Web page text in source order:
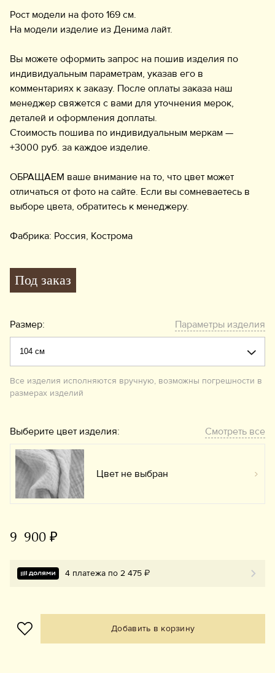
Рост модели на фото 169 см.
На модели изделие из Денима лайт.
Вы можете оформить запрос на пошив изделия по
индивидуальным параметрам, указав его в
комментариях к заказу. После оплаты заказа наш
менеджер свяжется с вами для уточнения мерок,
деталей и оформления доплаты.
Стоимость пошива по индивидуальным меркам —
+3000 руб. за каждое изделие.
ОБРАЩАЕМ ваше внимание на то, что цвет может
отличаться от фото на сайте. Если вы сомневаетесь в
выборе цвета, обратитесь к менеджеру.
Фабрика: Россия, Кострома
Под заказ
Размер: Параметры изделия
Все изделия исполняются вручную, возможны погрешности в
размерах изделий
Выберите цвет изделия: Смотреть все
Цвет не выбран
9 900 ₽
4 платежа по 2 475 ₽
Добавить в корзину